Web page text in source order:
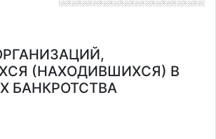
(НАХОДИВШИХСЯ) В
БАНКРОТСТВА